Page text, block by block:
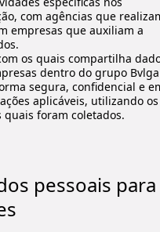
com agências que
empresas que auxiliam a
os quais compartilha
dentro do grupo
segura, confidencial e
aplicáveis, utilizando os
quais foram coletados.
pessoais para